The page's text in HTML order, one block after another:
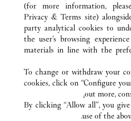
الصين BEIJING
BEIJING
NO.87 JIANGUO
(for more information,
Privacy & Terms site)
party analytical cookies to
the user’s browsing
materials in line with the
To change or withdraw your
cookies, click on “Configure
out more,
By clicking “Allow all”, you
use of the